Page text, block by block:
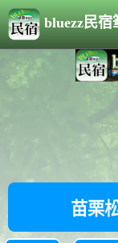
bluezz民宿
苗栗